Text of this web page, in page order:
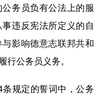
务员负有公法上的服
违反宪法所定义的自
影响德意志联邦共和
行公务员义务。
规定的誓词中，公务